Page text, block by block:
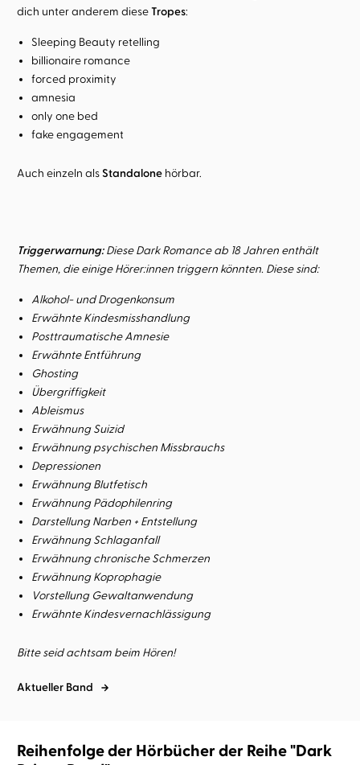
dich unter anderem dieseTropes:
Sleeping Beauty retelling
billionaire romance
forced proximity
amnesia
only one bed
fake engagement
Auch einzeln alsStandalone hörbar.
Triggerwarnung:Diese Dark Romance ab 18 Jahren enthält
Themen, die einige Hörer:innen triggern könnten. Diese sind:
Alkohol- und Drogenkonsum
Erwähnte Kindesmisshandlung
Posttraumatische Amnesie
Erwähnte Entführung
Ghosting
Übergriffigkeit
Ableismus
Erwähnung Suizid
Erwähnung psychischen Missbrauchs
Depressionen
Erwähnung Blutfetisch
Erwähnung Pädophilenring
Darstellung Narben + Entstellung
Erwähnung Schlaganfall
Erwähnung chronische Schmerzen
Erwähnung Koprophagie
Vorstellung Gewaltanwendung
Erwähnte Kindesvernachlässigung
Bitte seid achtsam beim Hören!
Aktueller Band
Reihenfolge der Hörbücher der Reihe "Dark